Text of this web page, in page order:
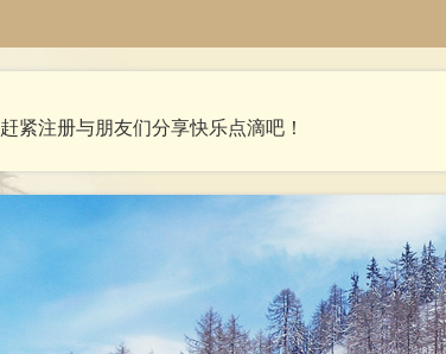
赶紧注册与朋友们分享快乐点滴吧！